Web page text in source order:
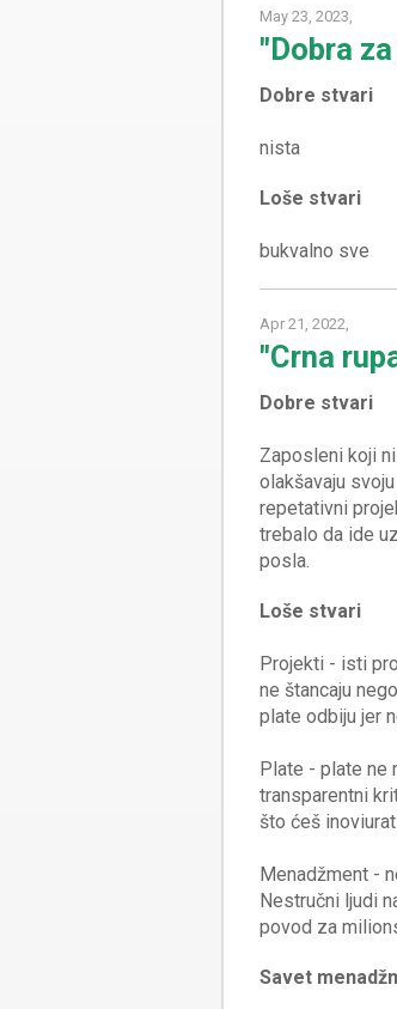
May 23, 2023,
"Dobra
Dobre stvari
nista
Loše stvari
Apr 21, 2022,
"Crna
Dobre stvari
Zaposleni koji
olakšavaju
repetativni
trebalo da ide
Loše stvari
Projekti - isti
ne štancaju
plate odbiju jer
Plate - plate ne
transparentni
što ćeš
Menadžment -
Nestručni ljudi
Savet